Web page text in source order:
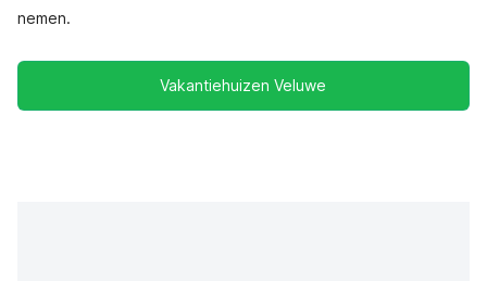
nemen.
Vakantiehuizen Veluwe